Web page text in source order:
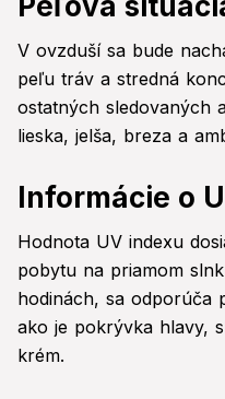
V ovzduší sa bude
peľu tráv a stredná
ostatných sledovaných
lieska, jelša, breza a
Informácie o
Hodnota UV indexu
pobytu na priamom
hodinách, sa odporúča
ako je pokrývka hlavy,
krém.